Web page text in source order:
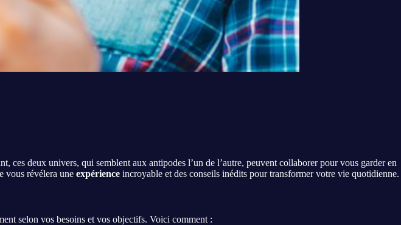
ces deux univers, qui semblent aux antipodes l’un de l’autre, peuvent collaborer pour vous garder en
vous révélera une expérience incroyable et des conseils inédits pour transformer votre vie quotidienne.
selon vos besoins et vos objectifs. Voici comment :